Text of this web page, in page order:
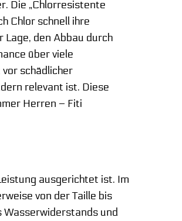
Die „Chlorresistente
Chlor schnell ihre
den Abbau durch
über viele
schädlicher
relevant ist. Diese
Herren – Fiti
ausgerichtet ist. Im
von der Taille bis
Wasserwiderstands und